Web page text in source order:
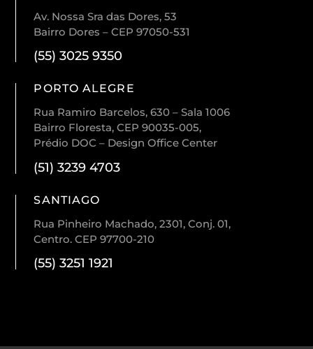
Av. Nossa Sra das Dores, 53
Bairro Dores – CEP 97050-531
(55) 3025 9350
PORTO ALEGRE
Rua Ramiro Barcelos, 630 – Sala 1006
Bairro Floresta, CEP 90035-005,
Prédio DOC – Design Office Center
(51) 3239 4703
SANTIAGO
Rua Pinheiro Machado, 2301, Conj. 01,
Centro. CEP 97700-210
(55) 3251 1921